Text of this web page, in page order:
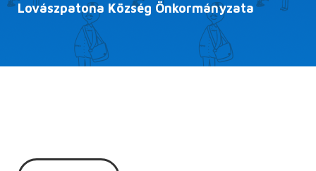
Lovászpatona Község Önkormányzata